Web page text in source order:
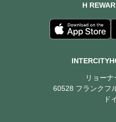
H
リョー
60528 フランクフ
ド